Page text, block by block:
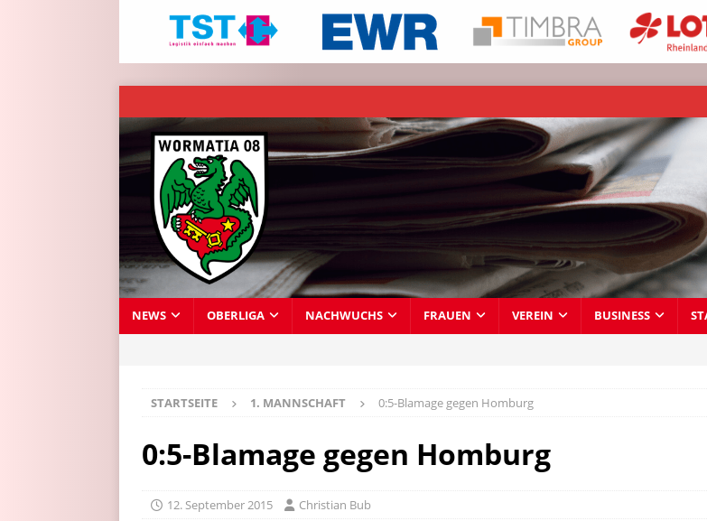
NEWS OBERLIGA NACHWUCHS FRAUEN VEREIN BUSINESS
STARTSEITE 1. MANNSCHAFT 0:5-Blamage gegen Homburg
0:5-Blamage gegen Homburg
12. September 2015 Christian Bub